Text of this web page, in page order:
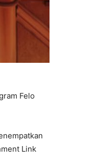
Felo
Link